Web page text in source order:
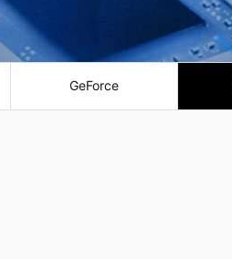
GeForce